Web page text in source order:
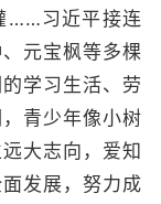
习近平接连
元宝枫等多棵
学习生活、劳
青少年像小树
大志向，爱知
发展，努力成